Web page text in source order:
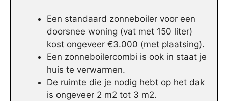
Een standaard zonneboiler voor een
doorsnee woning (vat met 150 liter)
kost ongeveer €3.000 (met plaatsing).
Een zonneboilercombi is ook in staat je
huis te verwarmen.
De ruimte die je nodig hebt op het dak
is ongeveer 2 m2 tot 3 m2.